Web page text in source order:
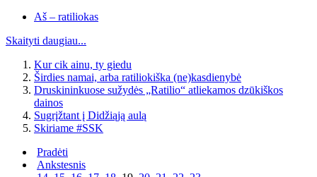
Aš – ratiliokas
Skaityti daugiau...
Kur cik ainu, ty giedu
Širdies namai, arba ratiliokiška (ne)kasdienybė
Druskininkuose sužydės „Ratilio“ atliekamos dzūkiškos
dainos
Sugrįžtant į Didžiąją aulą
Skiriame #SSK
Pradėti
Ankstesnis